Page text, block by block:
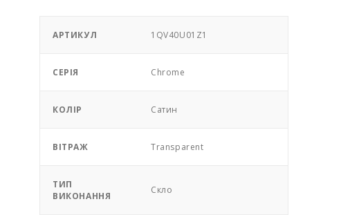
АРТИКУЛ 1QV40U01Z1
СЕРІЯ Chrome
КОЛІР Сатин
ВІТРАЖ Transparent
ТИП
ВИКОНАННЯ
Скло